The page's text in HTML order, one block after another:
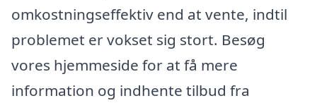
omkostningseffektiv end at vente, indtil
problemet er vokset sig stort. Besøg
vores hjemmeside for at få mere
information og indhente tilbud fra